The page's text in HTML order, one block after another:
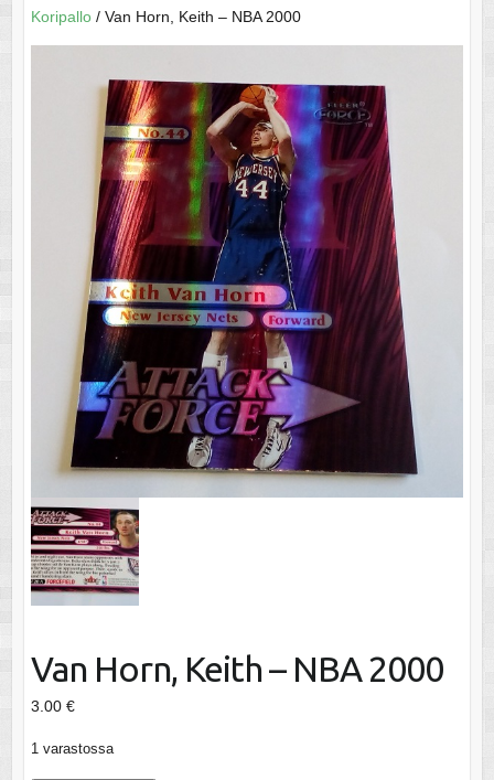
Koripallo/ Van Horn, Keith – NBA 2000
Van Horn, Keith – NBA 2000
3.00 €
1 varastossa